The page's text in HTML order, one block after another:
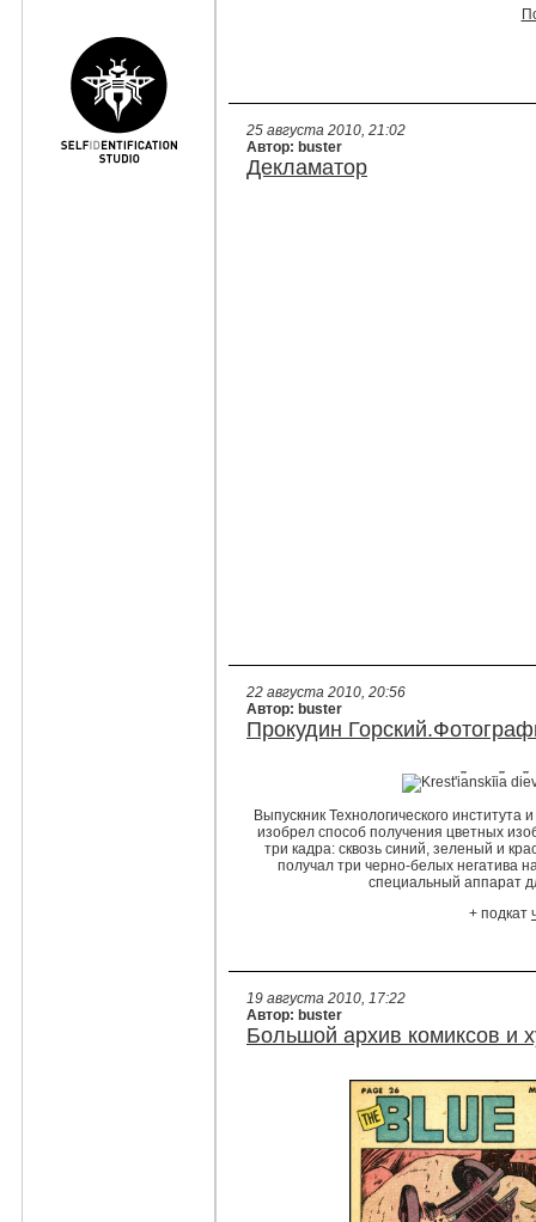
25 августа 2010, 21:02
Автор: buster
Декламатор
22 августа 2010, 20:56
Автор: buster
Прокудин
Выпускник Технологического
изобрел способ получения цветных
три кадра: сквозь синий, зеленый и
получал три черно-белых негатива
специальный аппарат
+ подкат
19 августа 2010, 17:22
Автор: buster
Большой архив комиксов и